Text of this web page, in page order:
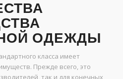
ОДЕЖДЫ
класса имеет
Прежде всего, это
так и для конечных